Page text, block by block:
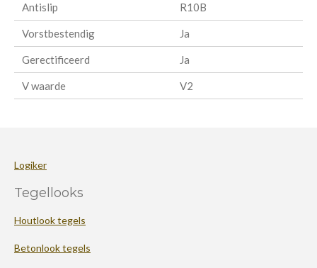
Antislip R10B
Vorstbestendig Ja
Gerectificeerd Ja
V waarde V2
Logiker
Tegellooks
Houtlook tegels
Betonlook tegels